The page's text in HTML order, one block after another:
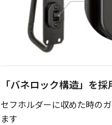
「バネロック構造」を採
セフホルダーに収めた時の
ます